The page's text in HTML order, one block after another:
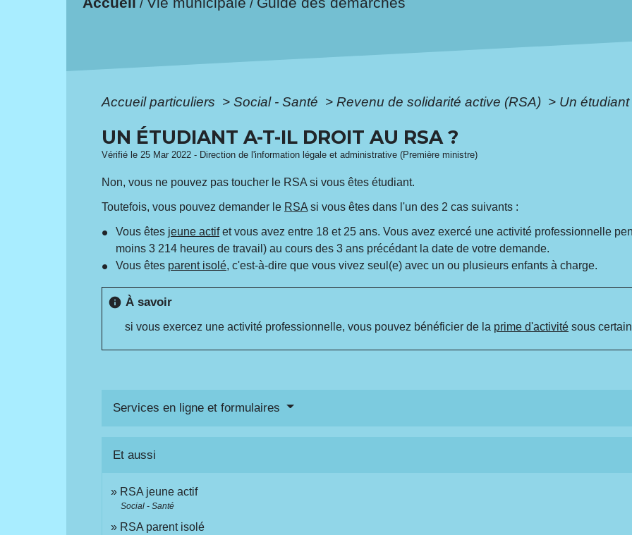
/ /
Accueil particuliers > Social - Santé > Revenu de solidarité active (RSA) > Un
UN ÉTUDIANT A-T-IL DROIT AU RSA ?
Vérifié le 25 Mar 2022 - Direction de l'information légale et administrative (Première ministre)
Non, vous ne pouvez pas toucher le RSA si vous êtes étudiant.
Toutefois, vous pouvez demander le RSA si vous êtes dans l'un des 2 cas suivants :
Vous êtes jeune actifet vous avez entre 18 et 25 ans. Vous avez exercé une activité professionnelle
moins 3 214 heures de travail) au cours des 3 ans précédant la date de votre demande.
Vous êtes parent isolé, c'est-à-dire que vous vivez seul(e) avec un ou plusieurs enfants à charge.
info À savoir
si vous exercez une activité professionnelle, vous pouvez bénéficier de la prime d'activité sous
Services en ligne et formulaires
Et aussi
RSA jeune actif
Social - Santé
RSA parent isolé